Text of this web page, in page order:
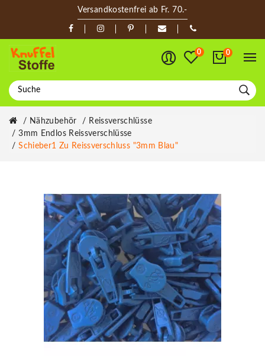
Versandkostenfrei ab Fr. 70.-
0 0
Nähzubehör
Reissverschlüsse
3mm Endlos Reissverschlüsse
Schieber1 Zu Reissverschluss "3mm Blau"